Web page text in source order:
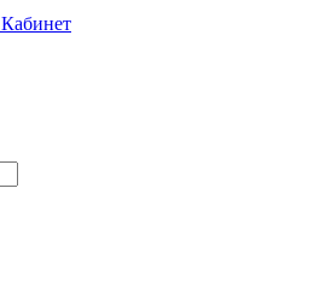
Кабинет